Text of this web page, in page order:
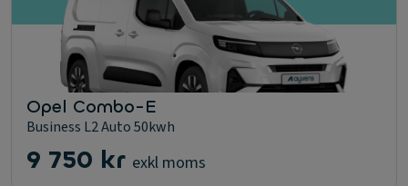
Opel Combo-E
Business L2 Auto 50kwh
9 750 kr exkl moms